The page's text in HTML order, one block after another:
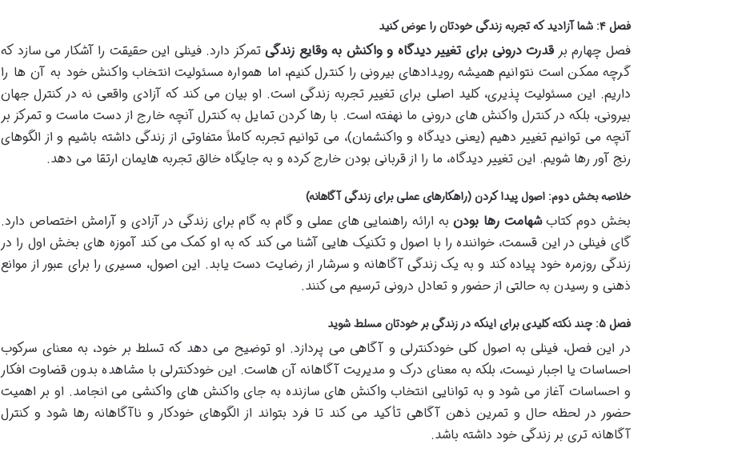
فصل ۴: شما آزادید که تجربه زندگی خودتان را عوض کنید
فصل چهارم برقدرت درونی برای تغییر دیدگاه و واکنش به وقایع زندگیتمرکز دارد. فینلی این حقیقت را آشکار می سازد که
گرچه ممکن است نتوانیم همیشه رویدادهای بیرونی را کنترل کنیم، اما همواره مسئولیت انتخاب واکنش خود به آن ها را
داریم. این مسئولیت پذیری، کلید اصلی برای تغییر تجربه زندگی است. او بیان می کند که آزادی واقعی نه در کنترل جهان
بیرونی، بلکه در کنترل واکنش های درونی ما نهفته است. با رها کردن تمایل به کنترل آنچه خارج از دست ماست و تمرکز بر
آنچه می توانیم تغییر دهیم (یعنی دیدگاه و واکنشمان)، می توانیم تجربه کاملاً متفاوتی از زندگی داشته باشیم و از الگوهای
رنج آور رها شویم. این تغییر دیدگاه، ما را از قربانی بودن خارج کرده و به جایگاه خالق تجربه هایمان ارتقا می دهد.
خلاصه بخش دوم: اصول پیدا کردن (راهکارهای عملی برای زندگی آگاهانه)
بخش دوم کتابشهامت رها بودنبه ارائه راهنمایی های عملی و گام به گام برای زندگی در آزادی و آرامش اختصاص دارد.
گای فینلی در این قسمت، خواننده را با اصول و تکنیک هایی آشنا می کند که به او کمک می کند آموزه های بخش اول را در
زندگی روزمره خود پیاده کند و به یک زندگی آگاهانه و سرشار از رضایت دست یابد. این اصول، مسیری را برای عبور از موانع
ذهنی و رسیدن به حالتی از حضور و تعادل درونی ترسیم می کنند.
فصل ۵: چند نکته کلیدی برای اینکه در زندگی بر خودتان مسلط شوید
در این فصل، فینلی به اصول کلی خودکنترلی و آگاهی می پردازد. او توضیح می دهد که تسلط بر خود، به معنای سرکوب
احساسات یا اجبار نیست، بلکه به معنای درک و مدیریت آگاهانه آن هاست. این خودکنترلی با مشاهده بدون قضاوت افکار
و احساسات آغاز می شود و به توانایی انتخاب واکنش های سازنده به جای واکنش های واکنشی می انجامد. او بر اهمیت
حضور در لحظه حال و تمرین ذهن آگاهی تأکید می کند تا فرد بتواند از الگوهای خودکار و ناآگاهانه رها شود و کنترل
آگاهانه تری بر زندگی خود داشته باشد.